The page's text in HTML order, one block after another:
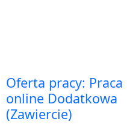
Oferta pracy: Praca
online Dodatkowa
(Zawiercie)